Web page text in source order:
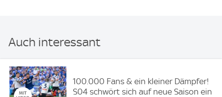
Auch interessant
100.000 Fans & ein kleiner Dämpfer!
S04 schwört sich auf neue Saison ein